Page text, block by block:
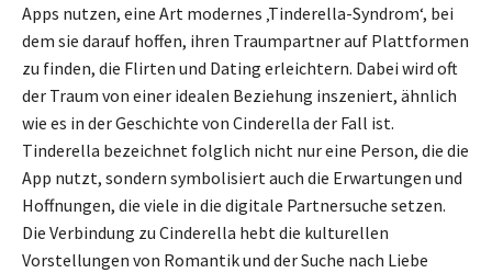
Apps nutzen, eine Art modernes ‚Tinderella-Syndrom‘, bei
dem sie darauf hoffen, ihren Traumpartner auf Plattformen
zu finden, die Flirten und Dating erleichtern. Dabei wird oft
der Traum von einer idealen Beziehung inszeniert, ähnlich
wie es in der Geschichte von Cinderella der Fall ist.
Tinderella bezeichnet folglich nicht nur eine Person, die die
App nutzt, sondern symbolisiert auch die Erwartungen und
Hoffnungen, die viele in die digitale Partnersuche setzen.
Die Verbindung zu Cinderella hebt die kulturellen
Vorstellungen von Romantik und der Suche nach Liebe